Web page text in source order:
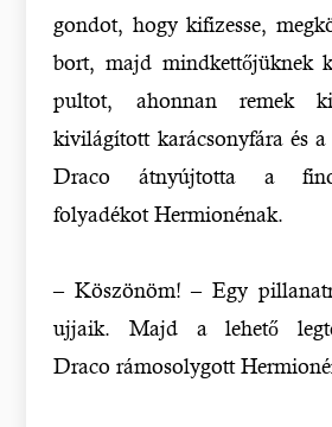
gondot, hogy kifizesse,
bort, majd mindkettőjüknek
pultot, ahonnan remek
kivilágított karácsonyfára és
Draco átnyújtotta a
folyadékot Hermionénak.
– Köszönöm! – Egy
ujjaik. Majd a lehető
Draco rámosolygott